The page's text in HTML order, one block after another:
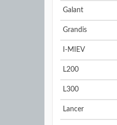
Galant
Grandis
I-MIEV
L200
L300
Lancer